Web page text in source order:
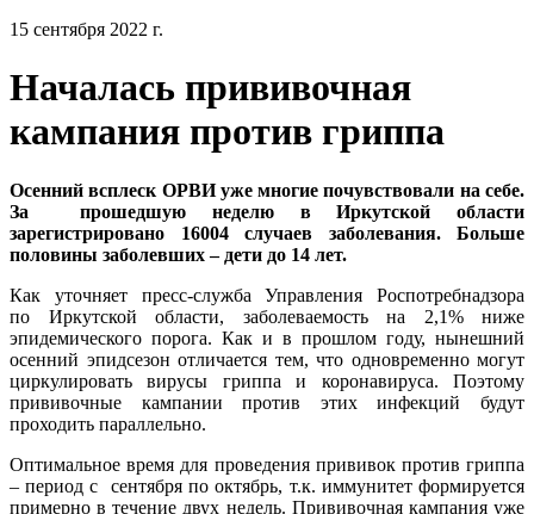
15 сентября 2022 г.
Началась прививочная
кампания против гриппа
Осенний всплеск ОРВИ уже многие почувствовали на себе.
За прошедшую неделю в Иркутской области
зарегистрировано 16004 случаев заболевания. Больше
половины заболевших – дети до 14 лет.
Как уточняет пресс-служба Управления Роспотребнадзора
по Иркутской области, заболеваемость на 2,1% ниже
эпидемического порога. Как и в прошлом году, нынешний
осенний эпидсезон отличается тем, что одновременно могут
циркулировать вирусы гриппа и коронавируса. Поэтому
прививочные кампании против этих инфекций будут
проходить параллельно.
Оптимальное время для проведения прививок против гриппа
– период с сентября по октябрь, т.к. иммунитет формируется
примерно в течение двух недель. Прививочная кампания уже